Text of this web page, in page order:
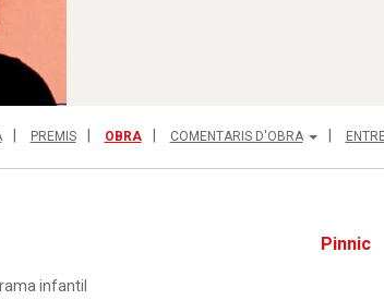
PREMIS OBRA COMENTARIS D'OBRA
Pinnic
infantil